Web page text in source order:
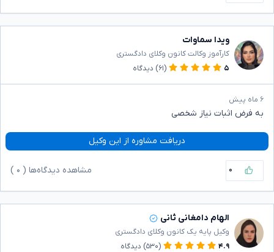
ویدا سماوات
کارآموز وکالت کانون وکلای دادگستری
۵
(۶۱) دیدگاه
۶ ماه پیش
به فرض اثبات نیاز شخصی
دریافت مشاوره از این وکیل
۰ مشاهده دیدگاه‌ها ( ۰
الهام دامغانی ثانی
وکیل پایه یک کانون وکلای دادگستری
۴.۹
(۵۳۰) دیدگاه